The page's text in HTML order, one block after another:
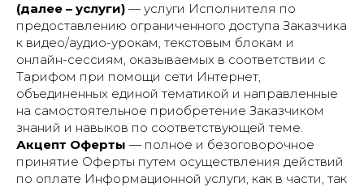
(далее – услуги) — услуги Исполнителя по
предоставлению ограниченного доступа Заказчика
к видео/аудио-урокам, текстовым блокам и
онлайн-сессиям, оказываемых в соответствии с
Тарифом при помощи сети Интернет,
объединенных единой тематикой и направленные
на самостоятельное приобретение Заказчиком
знаний и навыков по соответствующей теме.
Акцепт Оферты — полное и безоговорочное
принятие Оферты путем осуществления действий
по оплате Информационной услуги, как в части, так